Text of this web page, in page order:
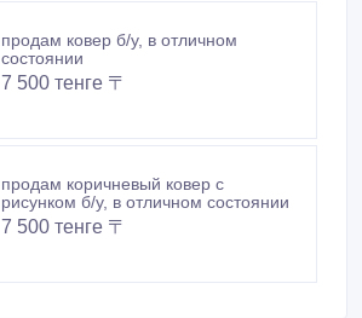
продам ковер б/у, в отличном
состоянии
7 500 тенге 〒
продам коричневый ковер с
рисунком б/у, в отличном состоянии
7 500 тенге 〒